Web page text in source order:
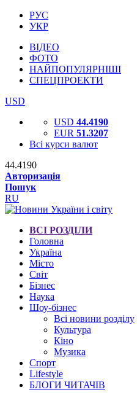
РУС
УКР
ВІДЕО
ФОТО
НАЙПОПУЛЯРНІШІ
СПЕЦПРОЕКТИ
USD
USD 44.4190
EUR 51.3207
Всі курси валют
44.4190
Авторизація
Пошук
RU
ВСІ РОЗДІЛИ
Головна
Україна
Місто
Світ
Бізнес
Наука
Шоу-бізнес
Всі новини розділу
Культура
Кіно
Музика
Спорт
Lifestyle
БЛОГИ ЧИТАЧІВ